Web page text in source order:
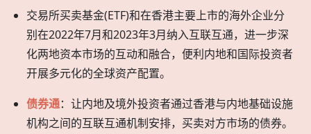
交易所买卖基金(ETF)和在香港主要上市的海外企业分
别在2022年7月和2023年3月纳入互联互通，进一步深
化两地资本市场的互动和融合，便利内地和国际投资者
开展多元化的全球资产配置。
债券通：让内地及境外投资者通过香港与内地基础设施
机构之间的互联互通机制安排，买卖对方市场的债券。